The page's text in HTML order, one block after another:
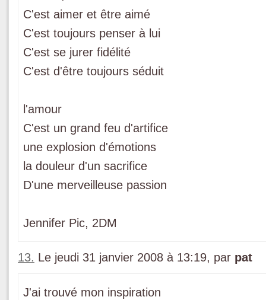
C'est aimer et être aimé
C'est toujours penser à lui
C'est se jurer fidélité
C'est d'être toujours séduit
l'amour
C'est un grand feu d'artifice
une explosion d'émotions
la douleur d'un sacrifice
D'une merveilleuse passion
Jennifer Pic, 2DM
13. Le jeudi 31 janvier 2008 à 13:19, par pat
J'ai trouvé mon inspiration